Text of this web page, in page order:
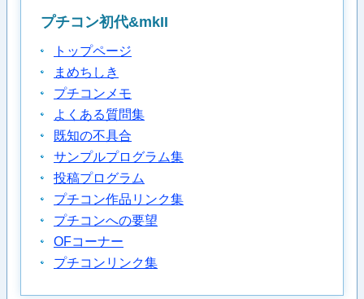
プチコン初代&mkII
トップページ
まめちしき
プチコンメモ
よくある質問集
既知の不具合
サンプルプログラム集
投稿プログラム
プチコン作品リンク集
プチコンへの要望
OFコーナー
プチコンリンク集